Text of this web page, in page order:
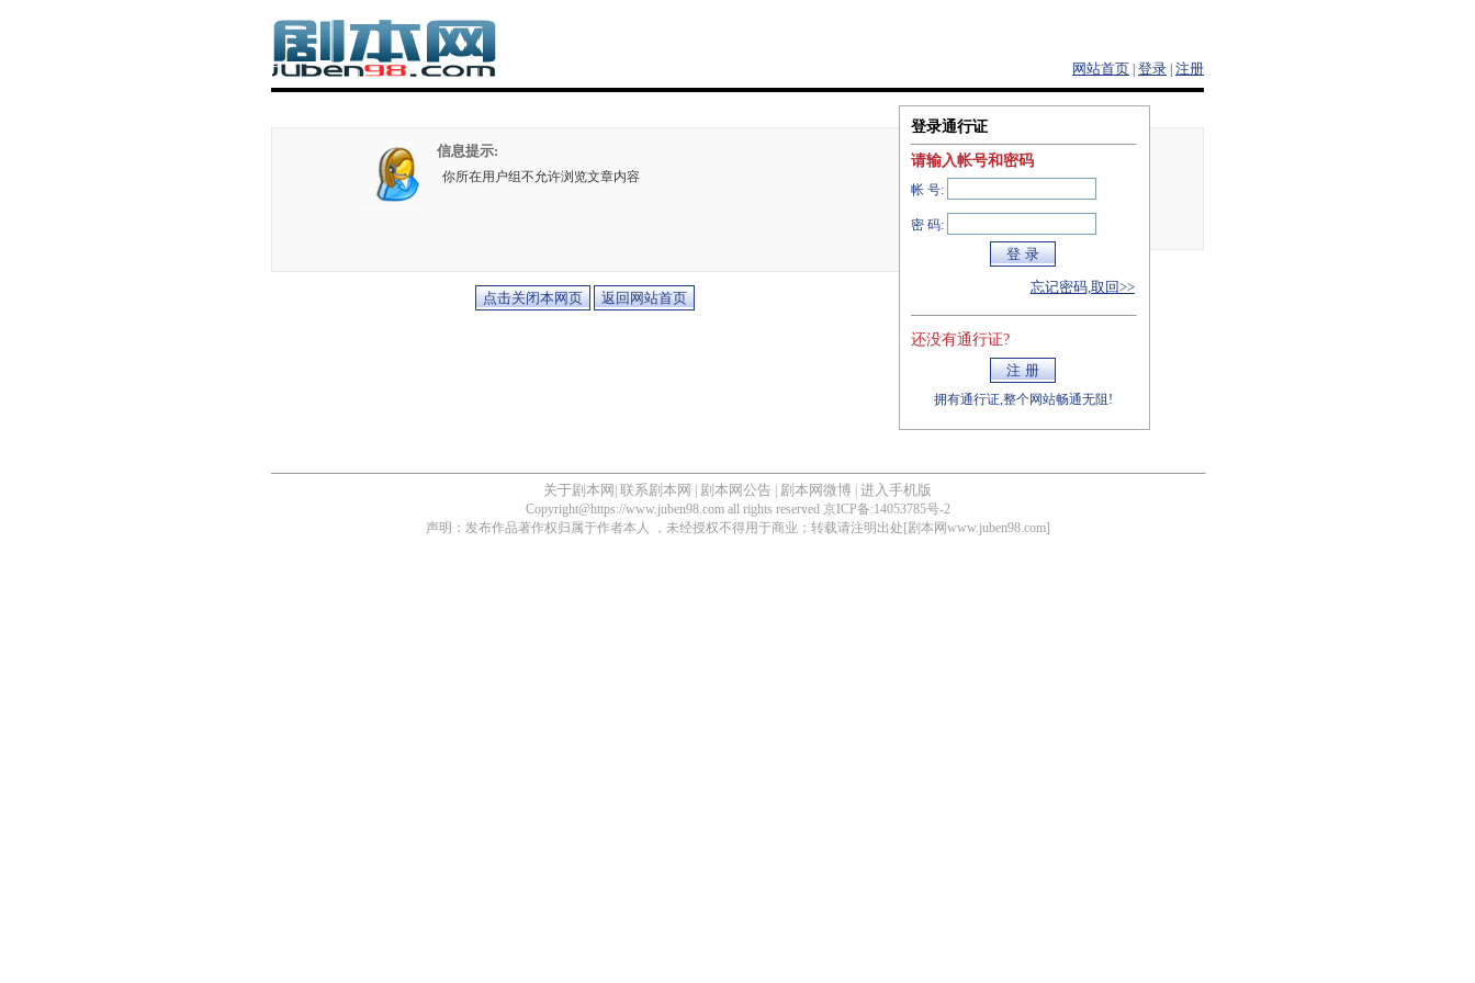
网站首页 登录 注册
信息提示:
你所在用户组不允许浏览文章内容
登录通行证
请输入帐号和密码
帐 号:
密 码:
忘记密码,取回>>
还没有通行证?
拥有通行证,整个网站畅通无阻!
关于剧本网 联系剧本网 剧本网公告 剧本网微博 进入手机版
Copyright@https://www.juben98.com all rights reserved 京ICP备:14053785号-2
声明：发布作品著作权归属于作者本人 ，未经授权不得用于商业；转载请注明出处[剧本网www.juben98.com]